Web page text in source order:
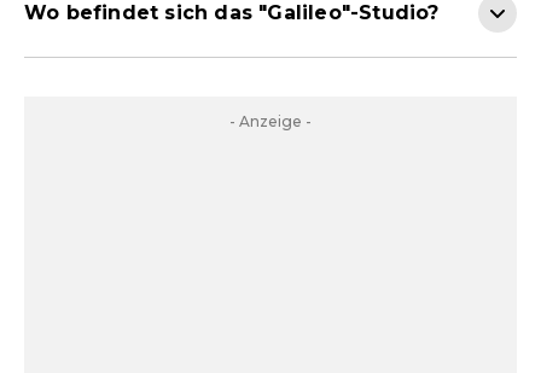
Wo befindet sich das "Galileo"-Studio?
- Anzeige -